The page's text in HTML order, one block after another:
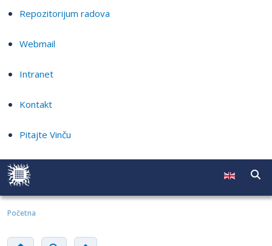
Repozitorijum radova
Webmail
Intranet
Kontakt
Pitajte Vinču
Početna